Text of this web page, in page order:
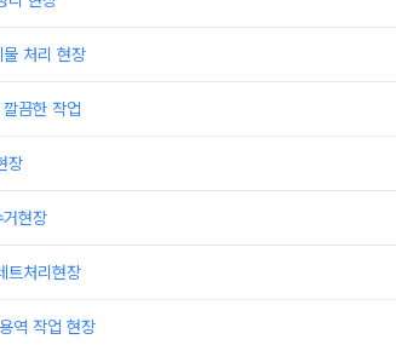
처리 현장
끔한 작업
장
현장
트처리현장
역 작업 현장